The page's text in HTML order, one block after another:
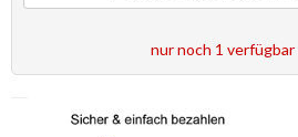
nur noch 1 verfügbar